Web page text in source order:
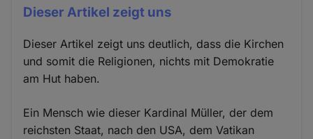
Dieser Artikel zeigt uns
Dieser Artikel zeigt uns deutlich, dass die Kirchen
und somit die Religionen, nichts mit Demokratie
am Hut haben.
Ein Mensch wie dieser Kardinal Müller, der dem
reichsten Staat, nach den USA, dem Vatikan